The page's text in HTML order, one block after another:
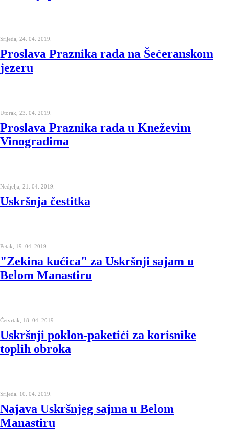
Srijeda, 24. 04. 2019.
Proslava Praznika rada na Šećeranskom
jezeru
Utorak, 23. 04. 2019.
Proslava Praznika rada u Kneževim
Vinogradima
Nedjelja, 21. 04. 2019.
Uskršnja čestitka
Petak, 19. 04. 2019.
"Zekina kućica" za Uskršnji sajam u
Belom Manastiru
Četvrtak, 18. 04. 2019.
Uskršnji poklon-paketići za korisnike
toplih obroka
Srijeda, 10. 04. 2019.
Najava Uskršnjeg sajma u Belom
Manastiru